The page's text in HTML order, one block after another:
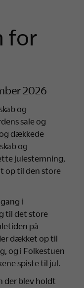
for
2026
og
sale og
dækkede
og
julestemning,
op til den store
i
til det store
på
dækket op til
og i Folkestuen
spiste til jul.
der blev holdt